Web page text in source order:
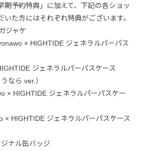
期予約特典」に加えて、下記の各ショッ
いた方にはそれぞれ特典がございます。
ジャケ
× HIGHTIDE ジェネラルパーパス
ジェネラルパーパスケース
なら ver.）
× HIGHTIDE ジェネラルパーパスケー
× HIGHTIDE ジェネラルパーパスケース
ナル缶バッジ